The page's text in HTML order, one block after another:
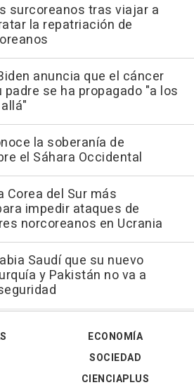
surcoreanos tras viajar a
la repatriación de
anuncia que el cáncer
padre se ha propagado "a los
la soberanía de
el Sáhara Occidental
Corea del Sur más
impedir ataques de
norcoreanos en Ucrania
Saudí que su nuevo
y Pakistán no va a
ECONOMÍA
SOCIEDAD
CIENCIAPLUS